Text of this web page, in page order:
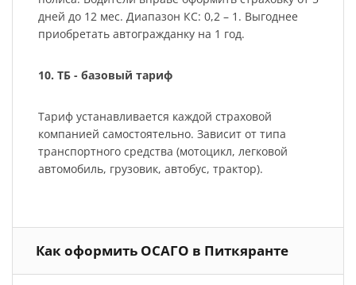
дней до 12 мес. Диапазон КС: 0,2 – 1. Выгоднее
приобретать автогражданку на 1 год.
10. ТБ - базовый тариф
Тариф устанавливается каждой страховой
компанией самостоятельно. Зависит от типа
транспортного средства (мотоцикл, легковой
автомобиль, грузовик, автобус, трактор).
Как оформить ОСАГО в Питкяранте